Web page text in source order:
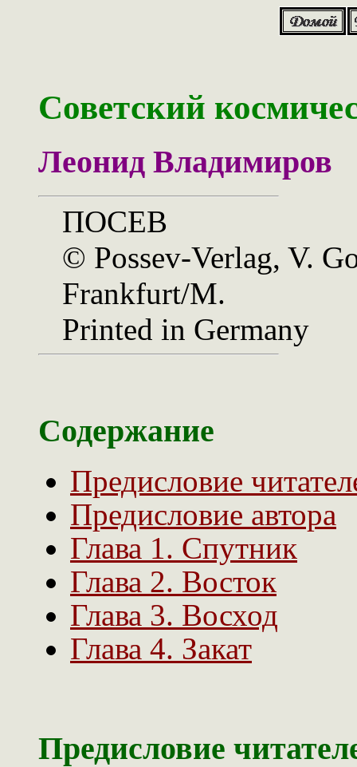
Советский
Леонид Владимиров
ПОСЕВ
© Possev-Verlag, V.
Frankfurt/M.
Printed in Germany
Содержание
Предисловие
Предисловие автора
Глава 1. Спутник
Глава 2. Восток
Глава 3. Восход
Глава 4. Закат
Предисловие